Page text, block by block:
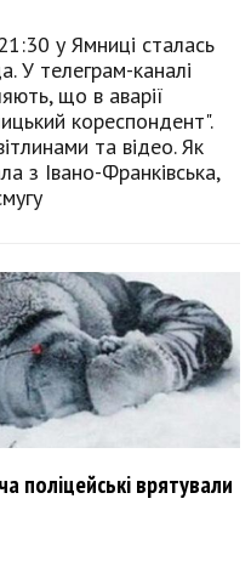
у Ямниці сталась
У телеграм-каналі
що в аварії
кореспондент".
та відео. Як
з Івано-Франківська,
поліцейські врятували